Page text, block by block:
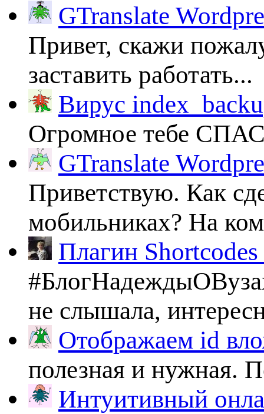
GTranslate
Привет, скажи
заставить работать...
Вирус
Огромное тебе
GTranslate
Приветствую. Как
мобильниках? На
Плагин
не слышала,
Отображаем id
полезная и нужная.
Интуитивный